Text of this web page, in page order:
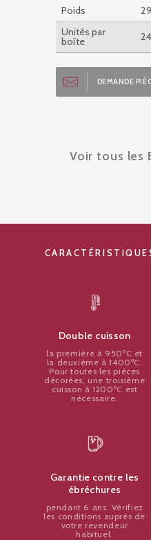
Poids
Unités par
boîte 24
DEMANDE
Voir tous les
Double cuisson
la première à 950ºC et
la deuxième à 1400ºC.
Pour toutes les pièces
décorées, une troisième
cuisson à 1200ºC est
nécessaire.
Garantie contre les
ébréchures
pendant 6 ans. Vérifiez
les conditions auprès de
votre revendeur
habituel.